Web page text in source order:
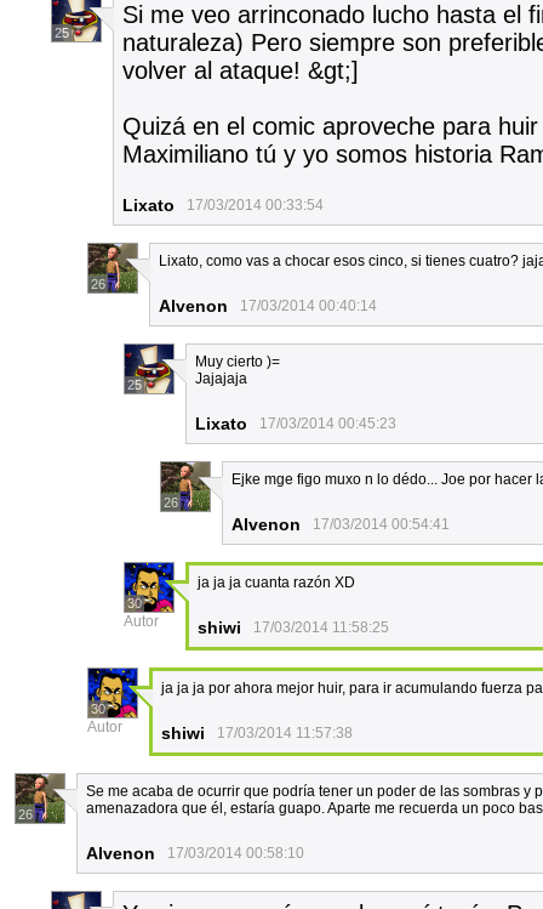
25
Si me veo arrinconado lucho hasta el
naturaleza) Pero siempre son
volver al ataque! &gt;]
Quizá en el comic aproveche para
Maximiliano tú y yo somos historia
Lixato 17/03/2014 00:33:54
26
Lixato, como vas a chocar esos cinco, si tienes cuatro?
Alvenon 17/03/2014 00:40:14
25
Muy cierto )=
Jajajaja
Lixato 17/03/2014 00:45:23
26
Ejke mge figo muxo n lo dédo... Joe por
Alvenon 17/03/2014 00:54:41
30
Autor
ja ja ja cuanta razón XD
shiwi 17/03/2014 11:58:25
30
Autor
ja ja ja por ahora mejor huir, para ir acumulando fuerza
shiwi 17/03/2014 11:57:38
26
Se me acaba de ocurrir que podría tener un poder de las sombras y
amenazadora que él, estaría guapo. Aparte me recuerda un poco
Alvenon 17/03/2014 00:58:10